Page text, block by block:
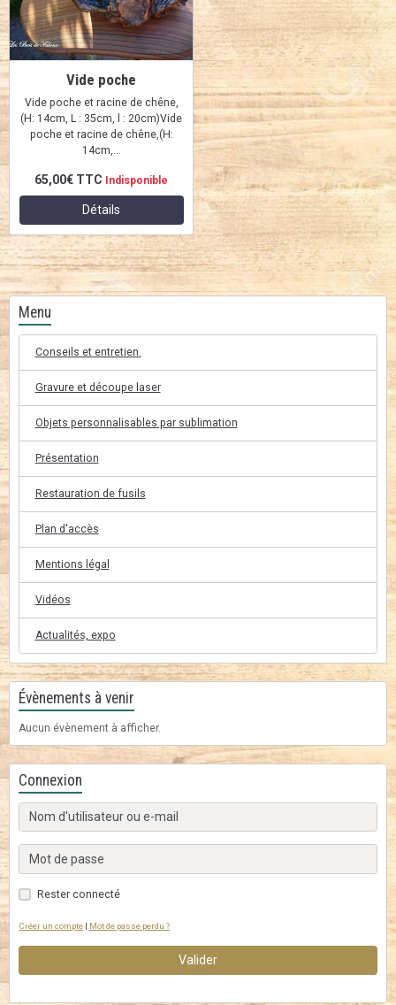
Vide poche
Vide poche et racine de chêne,
(H: 14cm, L : 35cm, l : 20cm)Vide
poche et racine de chêne,(H:
14cm,...
65,00€ TTC Indisponible
Détails
Menu
Conseils et entretien.
Gravure et découpe laser
Objets personnalisables par sublimation
Présentation
Restauration de fusils
Plan d'accès
Mentions légal
Vidéos
Actualités, expo
Évènements à venir
Aucun évènement à afficher.
Connexion
Rester connecté
Créer un compte | Mot de passe perdu ?
Valider